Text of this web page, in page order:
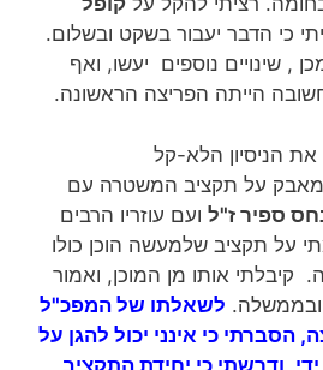
כי הדבר יעבור בשקט ובשלום.
, שינויים נוספים יעשו, ואף
הייתה הפריצה הראשונה.
הניסיון הלא-קל
על תקציב המשטרה עם
ספיר ז"ל ועם עוזריו הרבים
על תקציב שלמעשה הוכן כולו
קיבלתי אותו מן המוכן, ואמור
ובממשלה. לשאלתו של המפכ"ל
הסברתי כי אינני יכול להגן על
ודרשתי כי יחידת התקציב